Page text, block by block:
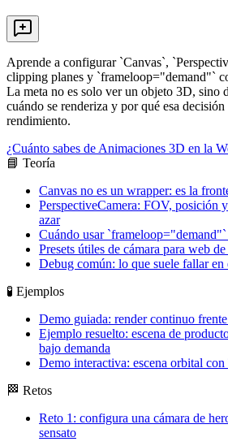
Aprende a configurar `Canvas`,
clipping planes y `frameloop="demand"`
La meta no es solo ver un objeto 3D, sino
cuándo se renderiza y por qué esa
rendimiento.
¿Cuánto sabes de Animaciones 3D en la
📘 Teoría
Canvas no es un wrapper: es la
PerspectiveCamera: FOV, posición
azar
Cuándo usar
Presets útiles de cámara para web
Debug común: lo que suele fallar en
🧪 Ejemplos
Demo guiada: render continuo
Ejemplo resuelto: escena de
bajo demanda
Demo interactiva: escena orbital
🏁 Retos
Reto 1: configura una cámara de
sensato